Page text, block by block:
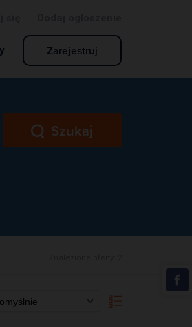
Zarejestruj
Szukaj